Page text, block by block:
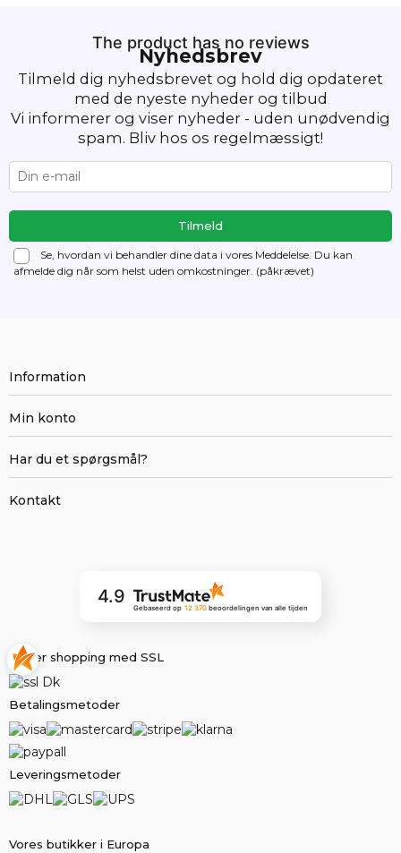
The product has no reviews
Nyhedsbrev
Tilmeld dig nyhedsbrevet og hold dig opdateret
med de nyeste nyheder og tilbud
Vi informerer og viser nyheder - uden unødvendig
spam. Bliv hos os regelmæssigt!
Se, hvordan vi behandler dine data i vores Meddelelse. Du kan
afmelde dig når som helst uden omkostninger. (påkrævet)
Vores butikker i Europa
Information
Min konto
Har du et spørgsmål?
Kontakt
4.9
Gebaseerd op 12 370beoordelingen van alle tijden
Sikker shopping med SSL
Betalingsmetoder
Leveringsmetoder